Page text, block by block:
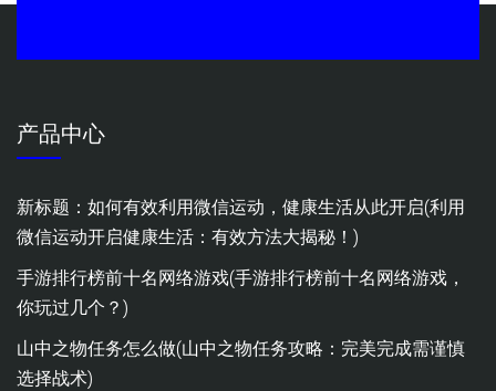
产品中心
新标题：如何有效利用微信运动，健康生活从此开启(利用
微信运动开启健康生活：有效方法大揭秘！)
手游排行榜前十名网络游戏(手游排行榜前十名网络游戏，
你玩过几个？)
山中之物任务怎么做(山中之物任务攻略：完美完成需谨慎
选择战术)